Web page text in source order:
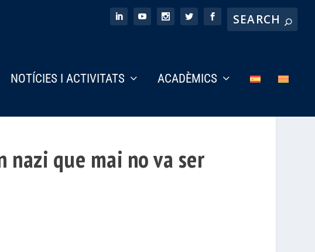
NOTÍCIES I ACTIVITATS ACADÈMICS
nazi que mai no va ser